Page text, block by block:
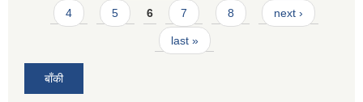
4 5 6 7 8 next ›
last »
बाँकी